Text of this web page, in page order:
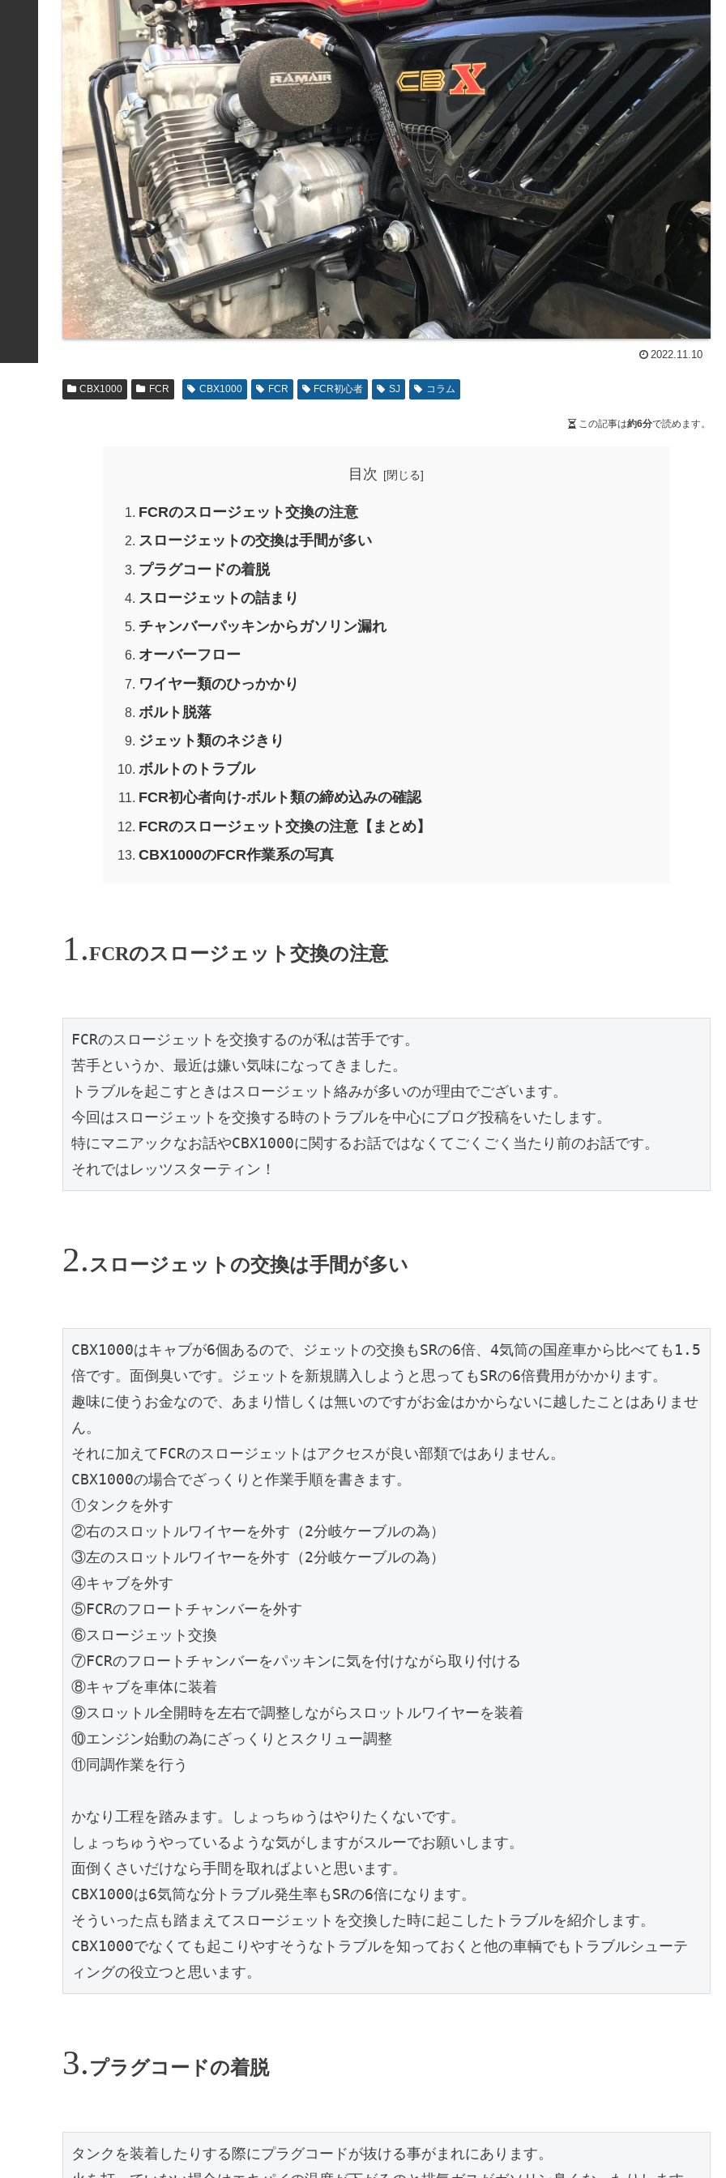
2022.11.10
CBX1000 FCR CBX1000 FCR FCR初心者 SJ コラム
この記事は約6分で読めます。
目次
FCRのスロージェット交換の注意
スロージェットの交換は手間が多い
プラグコードの着脱
スロージェットの詰まり
チャンバーパッキンからガソリン漏れ
オーバーフロー
ワイヤー類のひっかかり
ボルト脱落
ジェット類のネジきり
ボルトのトラブル
FCR初心者向け-ボルト類の締め込みの確認
FCRのスロージェット交換の注意【まとめ】
CBX1000のFCR作業系の写真
FCRのスロージェット交換の注意
FCRのスロージェットを交換するのが私は苦手です。
苦手というか、最近は嫌い気味になってきました。
トラブルを起こすときはスロージェット絡みが多いのが理由でございます。
今回はスロージェットを交換する時のトラブルを中心にブログ投稿をいたします。
特にマニアックなお話やCBX1000に関するお話ではなくてごくごく当たり前のお話です。
それではレッツスターティン！
スロージェットの交換は手間が多い
CBX1000はキャブが6個あるので、ジェットの交換もSRの6倍、4気筒の国産車から比べても1.5
倍です。面倒臭いです。ジェットを新規購入しようと思ってもSRの6倍費用がかかります。
趣味に使うお金なので、あまり惜しくは無いのですがお金はかからないに越したことはありませ
ん。
それに加えてFCRのスロージェットはアクセスが良い部類ではありません。
CBX1000の場合でざっくりと作業手順を書きます。
①タンクを外す
②右のスロットルワイヤーを外す（2分岐ケーブルの為）
③左のスロットルワイヤーを外す（2分岐ケーブルの為）
④キャブを外す
⑤FCRのフロートチャンバーを外す
⑥スロージェット交換
⑦FCRのフロートチャンバーをパッキンに気を付けながら取り付ける
⑧キャブを車体に装着
⑨スロットル全開時を左右で調整しながらスロットルワイヤーを装着
⑩エンジン始動の為にざっくりとスクリュー調整
⑪同調作業を行う
かなり工程を踏みます。しょっちゅうはやりたくないです。
しょっちゅうやっているような気がしますがスルーでお願いします。
面倒くさいだけなら手間を取ればよいと思います。
CBX1000は6気筒な分トラブル発生率もSRの6倍になります。
そういった点も踏まえてスロージェットを交換した時に起こしたトラブルを紹介します。
CBX1000でなくても起こりやすそうなトラブルを知っておくと他の車輌でもトラブルシューテ
ィングの役立つと思います。
プラグコードの着脱
タンクを装着したりする際にプラグコードが抜ける事がまれにあります。